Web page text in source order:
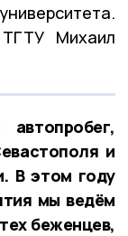
ТГТУ Михаил
и
В этом году
мы ведём
беженцев,